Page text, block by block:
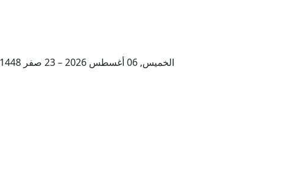
الخميس, 06 أغسطس 2026 – 23 صفر 1448 هـ